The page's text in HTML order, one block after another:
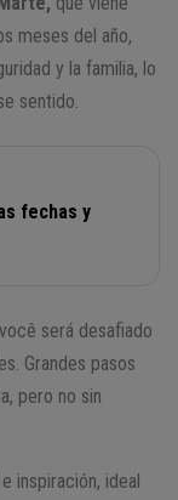
meses del año,
y la familia, lo
sentido.
fechas y
será desafiado
Grandes pasos
pero no sin
inspiración, ideal